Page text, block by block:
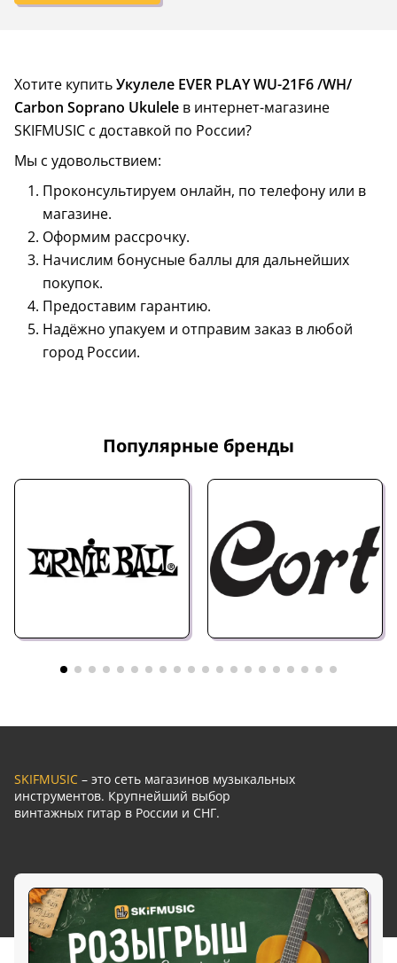
Хотите купитьУкулеле EVER PLAY WU-21F6 /WH/
Carbon Soprano Ukulele в интернет-магазине
SKIFMUSIC с доставкой по России?
Мы с удовольствием:
Проконсультируем онлайн, по телефону или в
магазине.
Оформим рассрочку.
Начислим бонусные баллы для дальнейших
покупок.
Предоставим гарантию.
Надёжно упакуем и отправим заказ в любой
город России.
Популярные бренды
SKIFMUSIC – это сеть магазинов музыкальных
инструментов. Крупнейший выбор
винтажных гитар в России и СНГ.